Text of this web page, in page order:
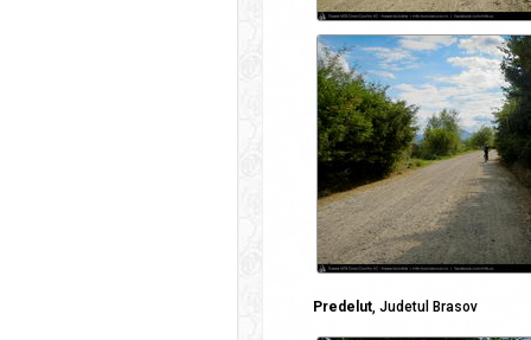
Predelut, Judetul Brasov